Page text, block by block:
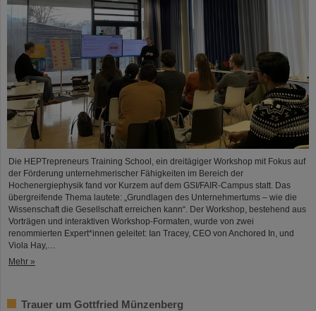
Die HEPTrepreneurs Training School, ein dreitägiger Workshop mit Fokus auf
der Förderung unternehmerischer Fähigkeiten im Bereich der
Hochenergiephysik fand vor Kurzem auf dem GSI/FAIR-Campus statt. Das
übergreifende Thema lautete: „Grundlagen des Unternehmertums – wie die
Wissenschaft die Gesellschaft erreichen kann“. Der Workshop, bestehend aus
Vorträgen und interaktiven Workshop-Formaten, wurde von zwei
renommierten Expert*innen geleitet: Ian Tracey, CEO von Anchored In, und
Viola Hay,…
Mehr »
Trauer um Gottfried Münzenberg